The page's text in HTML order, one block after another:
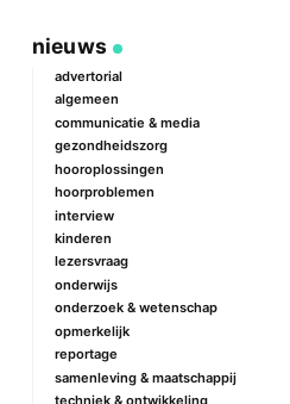
Je e-mailadres wordt niet
gemarkeerd met
*
Naam*
nieuws
advertorial
algemeen
communicatie & media
gezondheidszorg
hooroplossingen
hoorproblemen
interview
kinderen
lezersvraag
onderwijs
onderzoek & wetenschap
opmerkelijk
reportage
samenleving & maatschappij